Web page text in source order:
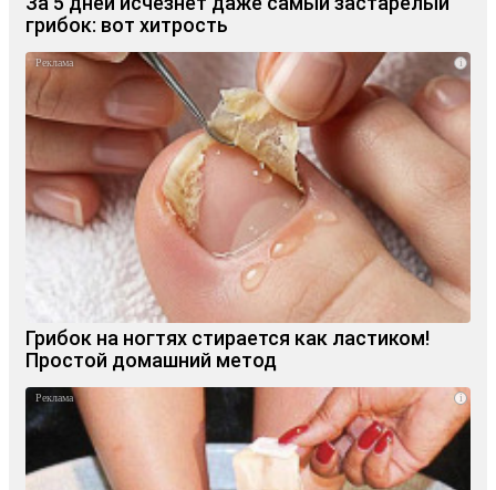
грибок: вот хитрость
i
Грибок на ногтях стирается как ластиком!
Простой домашний метод
i